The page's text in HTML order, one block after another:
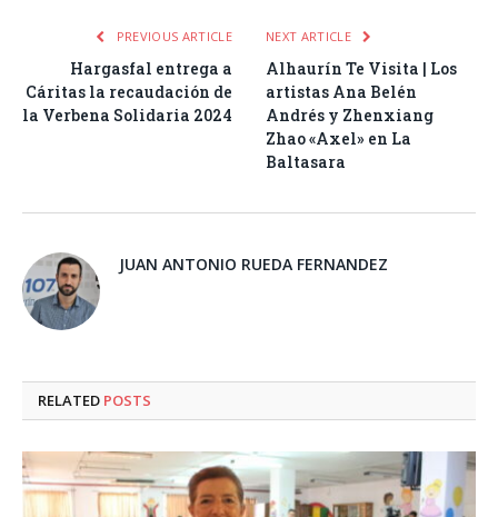
PREVIOUS ARTICLE
Hargasfal entrega a
Cáritas la recaudación de
la Verbena Solidaria 2024
NEXT ARTICLE
Alhaurín Te Visita | Los
artistas Ana Belén
Andrés y Zhenxiang
Zhao «Axel» en La
Baltasara
JUAN ANTONIO RUEDA FERNANDEZ
RELATED POSTS